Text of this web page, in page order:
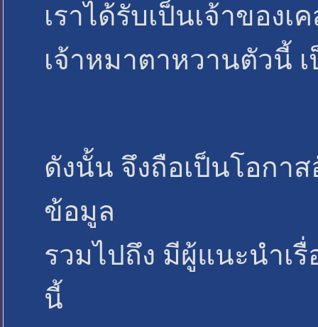
เราได้รับเป็นเจ้าของ
เจ้าหมาตาหวานตัวนี้
ดังนั้น จึงถือเป็นโอกา
ข้อมูล
รวมไปถึง มีผู้แนะนำเ
นี้